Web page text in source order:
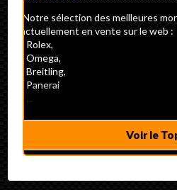
Notre sélection des meilleures
actuellement en vente sur le web :
- Rolex,
- Omega,
- Breitling,
- Panerai
- ...
Voir le